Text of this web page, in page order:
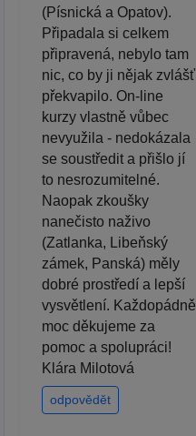
(Písnická a Opatov).
Připadala si celkem
připravená, nebylo tam
nic, co by ji nějak zvlášť
překvapilo. On-line
kurzy vlastně vůbec
nevyužila - nedokázala
se soustředit a přišlo jí
to nesrozumitelné.
Naopak zkoušky
nanečisto naživo
(Zatlanka, Libeňský
zámek, Panská) měly
dobré prostředí a lepší
vysvětlení. Každopádně
moc děkujeme za
pomoc a spolupráci!
Klára Milotová
odpovědět